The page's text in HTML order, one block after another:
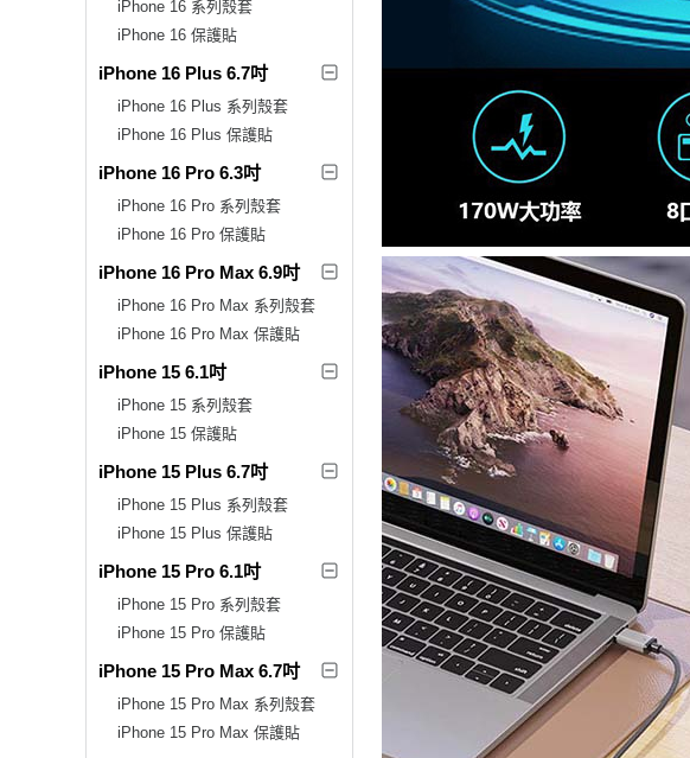
iPhone 16 系列殼套
iPhone 16 保護貼
iPhone 16 Plus 6.7吋
iPhone 16 Plus 系列殼套
iPhone 16 Plus 保護貼
iPhone 16 Pro 6.3吋
iPhone 16 Pro 系列殼套
iPhone 16 Pro 保護貼
iPhone 16 Pro Max 6.9吋
iPhone 16 Pro Max 系列殼套
iPhone 16 Pro Max 保護貼
iPhone 15 6.1吋
iPhone 15 系列殼套
iPhone 15 保護貼
iPhone 15 Plus 6.7吋
iPhone 15 Plus 系列殼套
iPhone 15 Plus 保護貼
iPhone 15 Pro 6.1吋
iPhone 15 Pro 系列殼套
iPhone 15 Pro 保護貼
iPhone 15 Pro Max 6.7吋
iPhone 15 Pro Max 系列殼套
iPhone 15 Pro Max 保護貼